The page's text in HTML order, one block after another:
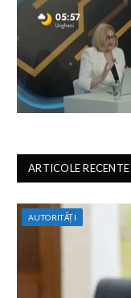
ARTICOLE RECENTE
AUTORITĂȚI